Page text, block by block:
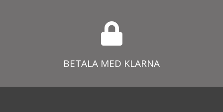
BETALA MED KLARNA